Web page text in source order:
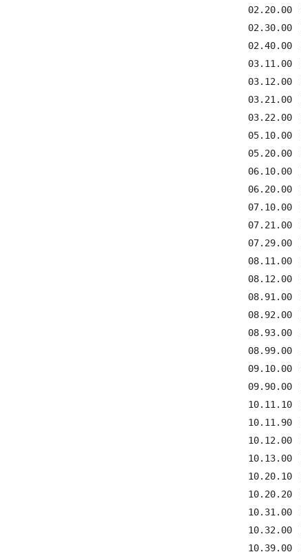
02.20.00
02.30.00
02.40.00
03.11.00
03.12.00
03.21.00
03.22.00
05.10.00
05.20.00
06.10.00
06.20.00
07.10.00
07.21.00
07.29.00
08.11.00
08.12.00
08.91.00
08.92.00
08.93.00
08.99.00
09.10.00
09.90.00
10.11.10
10.11.90
10.12.00
10.13.00
10.20.10
10.20.20
10.31.00
10.32.00
10.39.00